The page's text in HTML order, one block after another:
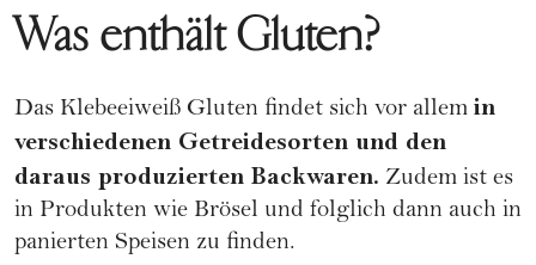
Was enthält Gluten?
Das Klebeeiweiß Gluten findet sich vor allem in
verschiedenen Getreidesorten und den
daraus produzierten Backwaren. Zudem ist es
in Produkten wie Brösel und folglich dann auch in
panierten Speisen zu finden.